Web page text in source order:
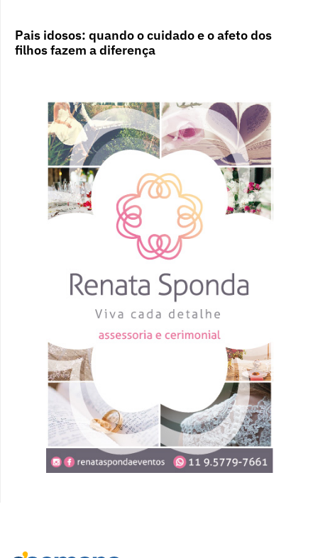
Pais idosos: quando o cuidado e o afeto dos
filhos fazem a diferença